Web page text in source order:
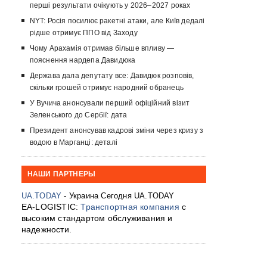
перші результати очікують у 2026–2027 роках
NYT: Росія посилює ракетні атаки, але Київ дедалі
рідше отримує ППО від Заходу
Чому Арахамія отримав більше впливу —
пояснення нардепа Давидюка
Держава дала депутату все: Давидюк розповів,
скільки грошей отримує народний обранець
У Вучича анонсували перший офіційний візит
Зеленського до Сербії: дата
Президент анонсував кадрові зміни через кризу з
водою в Марганці: деталі
НАШИ ПАРТНЕРЫ
UA.TODAY - Украина Сегодня UA.TODAY
EA-LOGISTIC:Транспортная компания с
высоким стандартом обслуживания и
надежности.